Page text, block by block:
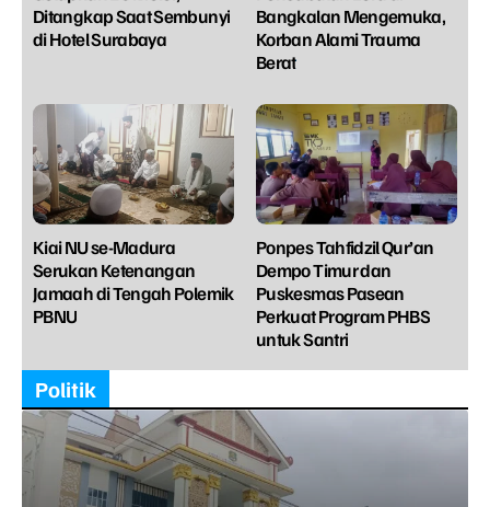
Ditangkap Saat Sembunyi
di Hotel Surabaya
Bangkalan Mengemuka,
Korban Alami Trauma
Berat
Kiai NU se-Madura
Serukan Ketenangan
Jamaah di Tengah Polemik
PBNU
Ponpes Tahfidzil Qur’an
Dempo Timur dan
Puskesmas Pasean
Perkuat Program PHBS
untuk Santri
Politik